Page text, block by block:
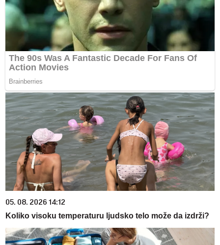
05. 08. 2026 14:12
Koliko visoku temperaturu ljudsko telo može da izdrži?